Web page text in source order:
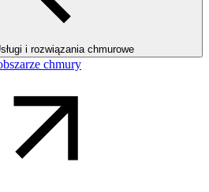
i rozwiązania chmurowe
chmury